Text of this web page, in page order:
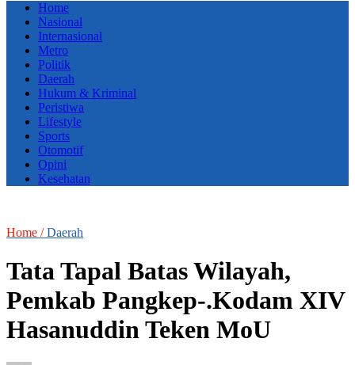
Home
Nasional
Internasional
Metro
Politik
Daerah
Hukum & Kriminal
Peristiwa
Lifestyle
Sports
Otomotif
Opini
Kesehatan
Home /Daerah
Tata Tapal Batas Wilayah,
Pemkab Pangkep-.Kodam XIV
Hasanuddin Teken MoU